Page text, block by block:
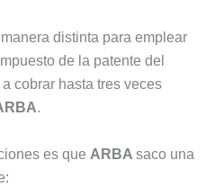
distinta para emplear
de la patente del
cobrar hasta tres veces
.
es que ARBA saco una